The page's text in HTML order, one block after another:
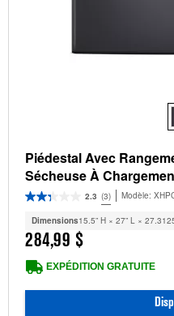
Piédestal Avec
Sécheuse À
2.3 (3) Modèle:
Dimensions15.5” H × 27” L ×
284,99 $
EXPÉDITION GRATUITE